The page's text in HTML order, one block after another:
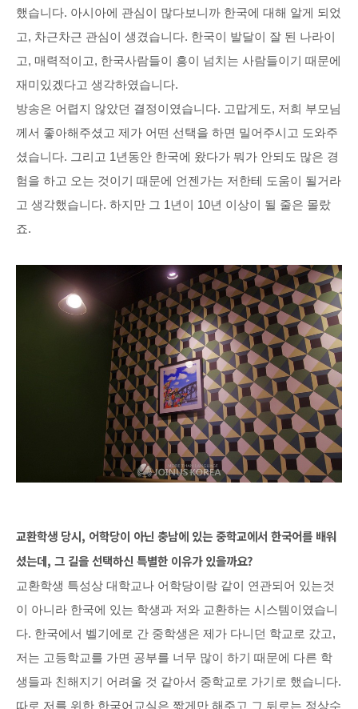
했습니다. 아시아에 관심이 많다보니까 한국에 대해 알게 되었
고, 차근차근 관심이 생겼습니다. 한국이 발달이 잘 된 나라이
고, 매력적이고, 한국사람들이 흥이 넘치는 사람들이기 때문에
재미있겠다고 생각하였습니다.
방송은 어렵지 않았던 결정이였습니다. 고맙게도, 저희 부모님
께서 좋아해주셨고 제가 어떤 선택을 하면 밀어주시고 도와주
셨습니다. 그리고 1년동안 한국에 왔다가 뭐가 안되도 많은 경
험을 하고 오는 것이기 때문에 언젠가는 저한테 도움이 될거라
고 생각했습니다. 하지만 그 1년이 10년 이상이 될 줄은 몰랐
죠.
교환학생 당시, 어학당이 아닌 충남에 있는 중학교에서 한국어를 배워
셨는데, 그 길을 선택하신 특별한 이유가 있을까요?
교환학생 특성상 대학교나 어학당이랑 같이 연관되어 있는것
이 아니라 한국에 있는 학생과 저와 교환하는 시스템이였습니
다. 한국에서 벨기에로 간 중학생은 제가 다니던 학교로 갔고,
저는 고등학교를 가면 공부를 너무 많이 하기 때문에 다른 학
생들과 친해지기 어려울 것 같아서 중학교로 가기로 했습니다.
따로 저를 위한 한국어교실은 짧게만 해주고 그 뒤로는 정상수